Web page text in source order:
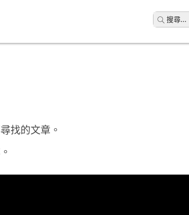
搜尋...
找的文章。